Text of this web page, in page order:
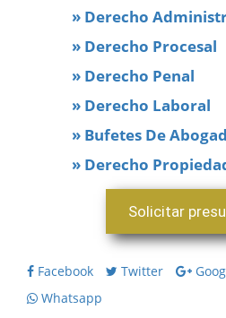
» Derecho
» Derecho Procesal
» Derecho Penal
» Derecho Laboral
» Bufetes De
» Derecho
Solicitar
Facebook Twitter
Whatsapp